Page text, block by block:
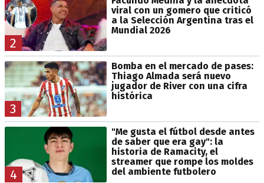
2
viral con un gomero que criticó
a la Selección Argentina tras el
Mundial 2026
3
Bomba en el mercado de pases:
Thiago Almada será nuevo
jugador de River con una cifra
histórica
4
"Me gusta el fútbol desde antes
de saber que era gay": la
historia de Ramacity, el
streamer que rompe los moldes
del ambiente futbolero